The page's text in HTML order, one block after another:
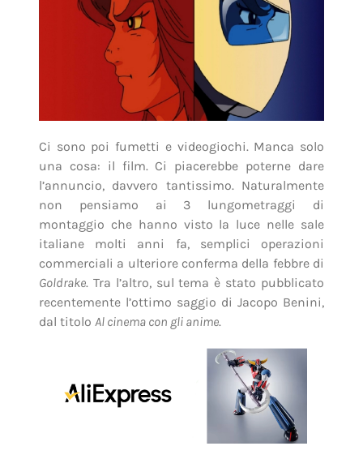
Ci sono poi fumetti e videogiochi. Manca solo
una cosa: il film. Ci piacerebbe poterne dare
l’annuncio, davvero tantissimo. Naturalmente
non pensiamo ai 3 lungometraggi di
montaggio che hanno visto la luce nelle sale
italiane molti anni fa, semplici operazioni
commerciali a ulteriore conferma della febbre di
Goldrake. Tra l’altro, sul tema è stato pubblicato
recentemente l’ottimo saggio di Jacopo Benini,
dal titolo Al cinema con gli anime.